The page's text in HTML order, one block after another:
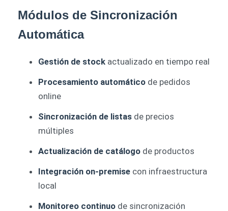
Módulos de Sincronización
Automática
Gestión de stock actualizado en tiempo real
Procesamiento automático de pedidos
online
Sincronización de listas de precios
múltiples
Actualización de catálogo de productos
Integración on-premise con infraestructura
local
Monitoreo continuo de sincronización